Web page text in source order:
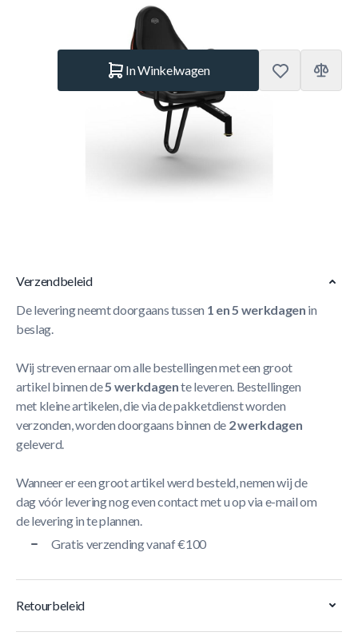
In Winkelwagen
bijpassende duostoel. Zo neem je met gemak een vriendje,
Verzendbeleid
De levering neemt doorgaans tussen 1 en 5 werkdagen in
beslag.
Wij streven ernaar om alle bestellingen met een groot
artikel binnen de5 werkdagente leveren. Bestellingen
met kleine artikelen, die via de pakketdienst worden
verzonden, worden doorgaans binnen de 2 werkdagen
geleverd.
Wanneer er een groot artikel werd besteld, nemen wij de
dag vóór levering nog even contact met u op via e-mail om
de levering in te plannen.
Gratis verzending vanaf €100
Retourbeleid